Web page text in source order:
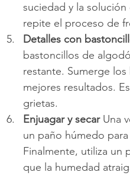
suciedad y la
repite el proceso de
Detalles con
bastoncillos de
restante. Sumerge
mejores resultados.
grietas.
Enjuagar y secar Una
un paño húmedo
Finalmente, utiliza un
que la humedad